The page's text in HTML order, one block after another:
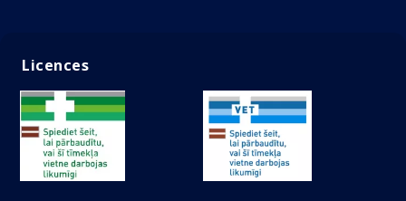
Licences